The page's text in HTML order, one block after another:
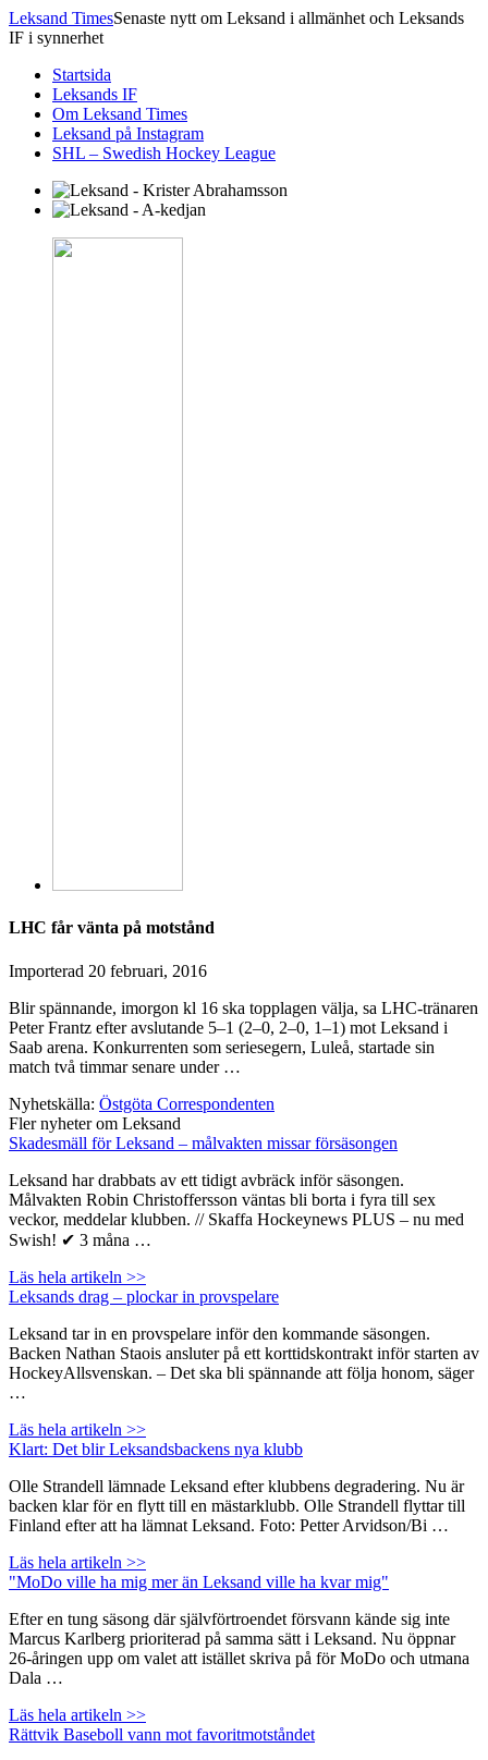
Leksand TimesSenaste nytt om Leksand i allmänhet och Leksands
IF i synnerhet
Startsida
Leksands IF
Om Leksand Times
Leksand på Instagram
SHL – Swedish Hockey League
LHC får vänta på motstånd
Importerad 20 februari, 2016
Blir spännande, imorgon kl 16 ska topplagen välja, sa LHC-tränaren
Peter Frantz efter avslutande 5–1 (2–0, 2–0, 1–1) mot Leksand i
Saab arena. Konkurrenten som seriesegern, Luleå, startade sin
match två timmar senare under …
Nyhetskälla: Östgöta Correspondenten
Fler nyheter om Leksand
Skadesmäll för Leksand – målvakten missar försäsongen
Leksand har drabbats av ett tidigt avbräck inför säsongen.
Målvakten Robin Christoffersson väntas bli borta i fyra till sex
veckor, meddelar klubben. // Skaffa Hockeynews PLUS – nu med
Swish! ✔ 3 måna …
Läs hela artikeln >>
Leksands drag – plockar in provspelare
Leksand tar in en provspelare inför den kommande säsongen.
Backen Nathan Staois ansluter på ett korttidskontrakt inför starten av
HockeyAllsvenskan. – Det ska bli spännande att följa honom, säger
…
Läs hela artikeln >>
Klart: Det blir Leksandsbackens nya klubb
Olle Strandell lämnade Leksand efter klubbens degradering. Nu är
backen klar för en flytt till en mästarklubb. Olle Strandell flyttar till
Finland efter att ha lämnat Leksand. Foto: Petter Arvidson/Bi …
Läs hela artikeln >>
"MoDo ville ha mig mer än Leksand ville ha kvar mig"
Efter en tung säsong där självförtroendet försvann kände sig inte
Marcus Karlberg prioriterad på samma sätt i Leksand. Nu öppnar
26-åringen upp om valet att istället skriva på för MoDo och utmana
Dala …
Läs hela artikeln >>
Rättvik Baseboll vann mot favoritmotståndet